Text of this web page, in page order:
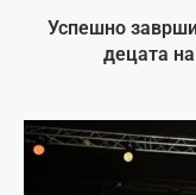
Успешно
децата